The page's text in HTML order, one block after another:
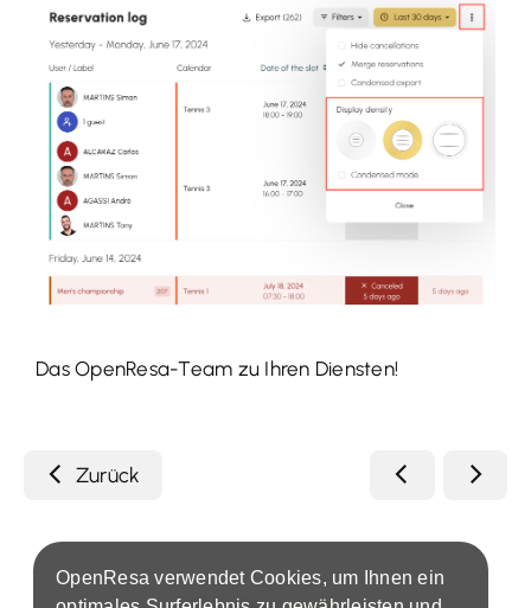
OpenResa verwendet Cookies, um Ihnen ein
Das OpenResa-Team zu Ihren Diensten!
Zurück